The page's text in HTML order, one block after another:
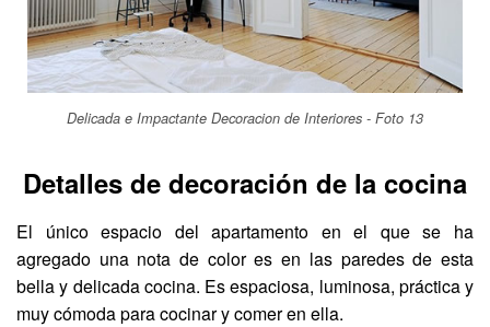
Delicada e Impactante Decoracion de Interiores - Foto 13
Detalles de decoración de la cocina
El único espacio del apartamento en el que se ha
agregado una nota de color es en las paredes de esta
bella y delicada cocina. Es espaciosa, luminosa, práctica y
muy cómoda para cocinar y comer en ella.